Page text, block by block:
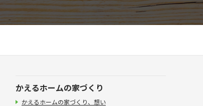
かえるホームの家づくり
かえるホームの家づくり、想い